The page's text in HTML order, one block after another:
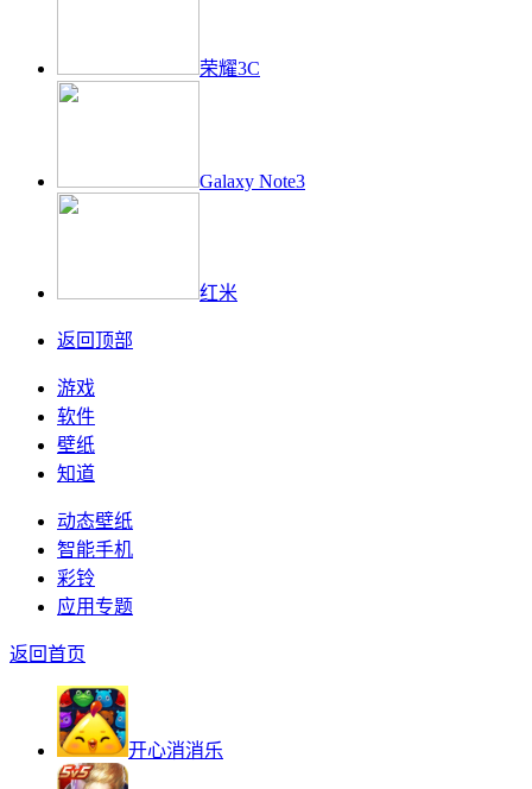
荣耀3C
Galaxy Note3
红米
返回顶部
游戏
软件
壁纸
知道
动态壁纸
智能手机
彩铃
应用专题
返回首页
开心消消乐